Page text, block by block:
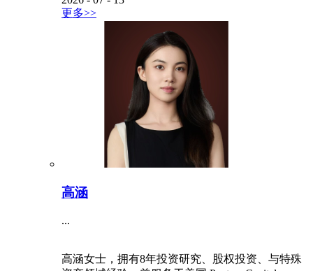
更多>>
高涵
...
高涵女士，拥有8年投资研究、股权投资、与特殊